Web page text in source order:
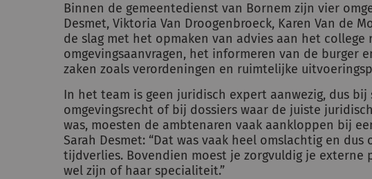
Binnen de gemeentedienst van Bornem zijn vier
Desmet, Viktoria Van Droogenbroeck, Karen Van de
de slag met het opmaken van advies aan het college
omgevingsaanvragen, het informeren van de burger
zaken zoals verordeningen en ruimtelijke
In het team is geen juridisch expert aanwezig, dus bij
omgevingsrecht of bij dossiers waar de juiste
was, moesten de ambtenaren vaak aankloppen bij
Sarah Desmet: “Dat was vaak heel omslachtig en
tijdverlies. Bovendien moest je zorgvuldig je externe
wel zijn of haar specialiteit.”